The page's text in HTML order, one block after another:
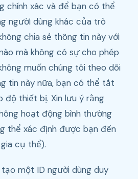
chính xác và để bạn có thể
người dùng khác của trò
chia sẻ thông tin này với
mà không có sự cho phép
muốn chúng tôi theo dõi
tin này nữa, bạn có thể tắt
độ thiết bị. Xin lưu ý rằng
hoạt động bình thường
thể xác định được bạn đến
cụ thể).
một ID người dùng duy